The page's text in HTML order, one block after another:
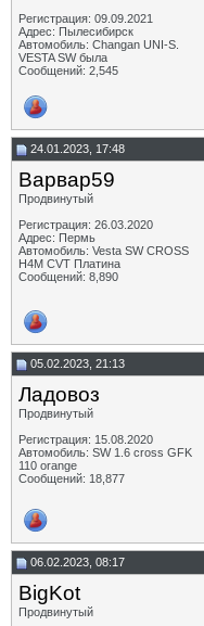
Регистрация: 09.09.2021
Адрес: Пылесибирск
Автомобиль: Changan UNI-S.
VESTA SW была
Сообщений: 2,545
24.01.2023, 17:48
Варвар59
Продвинутый
Регистрация: 26.03.2020
Адрес: Пермь
Автомобиль: Vesta SW CROSS
H4M CVT Платина
Сообщений: 8,890
05.02.2023, 21:13
Ладовоз
Продвинутый
Регистрация: 15.08.2020
Автомобиль: SW 1.6 cross GFK
110 orange
Сообщений: 18,877
06.02.2023, 08:17
BigKot
Продвинутый